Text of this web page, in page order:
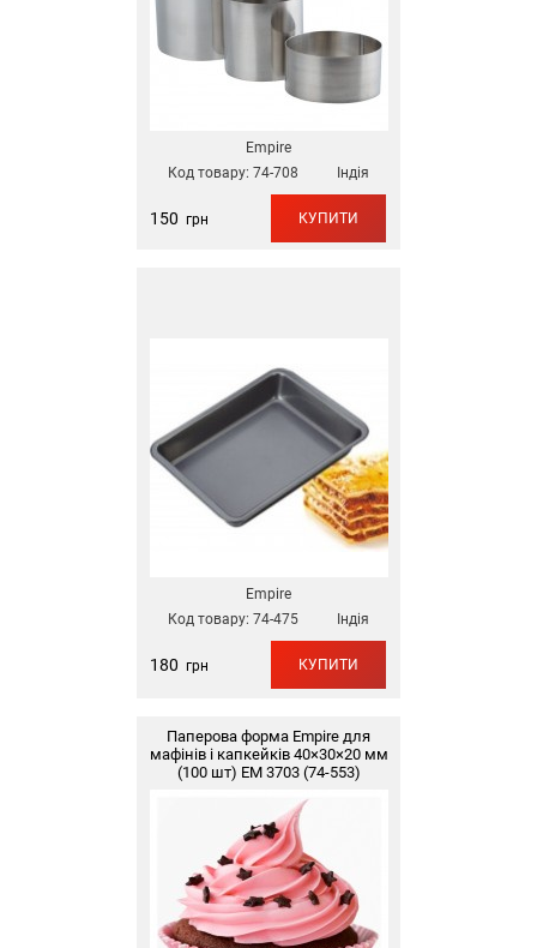
Empire
Код товару: 74-708 Індія
150 грн КУПИТИ
Empire
Код товару: 74-475 Індія
180 грн КУПИТИ
Паперова форма Empire для
мафінів і капкейків 40×30×20 мм
(100 шт) EM 3703 (74-553)